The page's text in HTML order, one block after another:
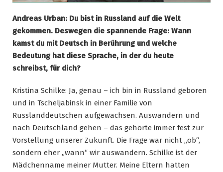
Andreas Urban: Du bist in Russland auf die Welt
gekommen. Deswegen die spannende Frage: Wann
kamst du mit Deutsch in Berührung und welche
Bedeutung hat diese Sprache, in der du heute
schreibst, für dich?
Kristina Schilke: Ja, genau – ich bin in Russland geboren
und in Tscheljabinsk in einer Familie von
Russlanddeutschen aufgewachsen. Auswandern und
nach Deutschland gehen – das gehörte immer fest zur
Vorstellung unserer Zukunft. Die Frage war nicht „ob“,
sondern eher „wann“ wir auswandern. Schilke ist der
Mädchenname meiner Mutter. Meine Eltern hatten